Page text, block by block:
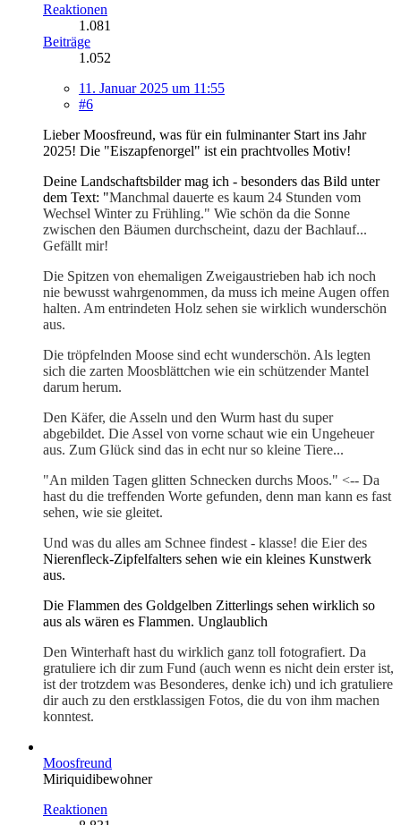
Reaktionen
1.081
Beiträge
1.052
11. Januar 2025 um 11:55
#6
Lieber Moosfreund, was für ein fulminanter Start ins Jahr
2025! Die "Eiszapfenorgel" ist ein prachtvolles Motiv!
Deine Landschaftsbilder mag ich - besonders das Bild unter
dem Text: "Manchmal dauerte es kaum 24 Stunden vom
Wechsel Winter zu Frühling." Wie schön da die Sonne
zwischen den Bäumen durchscheint, dazu der Bachlauf...
Gefällt mir!
Die Spitzen von ehemaligen Zweigaustrieben hab ich noch
nie bewusst wahrgenommen, da muss ich meine Augen offen
halten. Am entrindeten Holz sehen sie wirklich wunderschön
aus.
Die tröpfelnden Moose sind echt wunderschön. Als legten
sich die zarten Moosblättchen wie ein schützender Mantel
darum herum.
Den Käfer, die Asseln und den Wurm hast du super
abgebildet. Die Assel von vorne schaut wie ein Ungeheuer
aus. Zum Glück sind das in echt nur so kleine Tiere...
"An milden Tagen glitten Schnecken durchs Moos." <-- Da
hast du die treffenden Worte gefunden, denn man kann es fast
sehen, wie sie gleitet.
Und was du alles am Schnee findest - klasse! die Eier des
Nierenfleck-Zipfelfalters sehen wie ein kleines Kunstwerk
aus.
Die Flammen des Goldgelben Zitterlings sehen wirklich so
aus als wären es Flammen. Unglaublich
Den Winterhaft hast du wirklich ganz toll fotografiert. Da
gratuliere ich dir zum Fund (auch wenn es nicht dein erster ist,
ist der trotzdem was Besonderes, denke ich) und ich gratuliere
dir auch zu den erstklassigen Fotos, die du von ihm machen
konntest.
Moosfreund
Miriquidibewohner
Reaktionen